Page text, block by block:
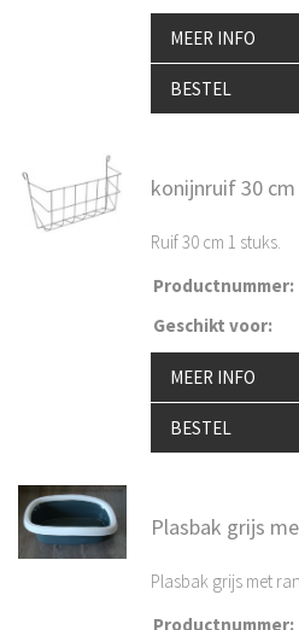
MEER INFO
BESTEL
konijnruif 30
Ruif 30 cm 1 stuks.
Productnummer:
Geschikt voor:
MEER INFO
BESTEL
Plasbak grijs
Plasbak grijs met
Productnummer: